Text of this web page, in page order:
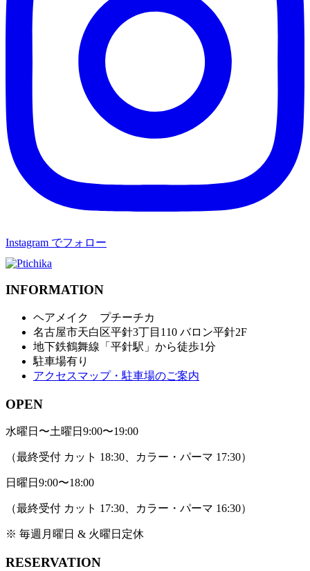
Instagram でフォロー
INFORMATION
ヘアメイク プチーチカ
名古屋市天白区平針3丁目110 バロン平針2F
地下鉄鶴舞線「平針駅」から徒歩1分
駐車場有り
アクセスマップ・駐車場のご案内
OPEN
水曜日〜土曜日 9:00〜19:00
（最終受付 カット 18:30、カラー・パーマ 17:30）
日曜日 9:00〜18:00
（最終受付 カット 17:30、カラー・パーマ 16:30）
※ 毎週月曜日 & 火曜日定休
RESERVATION